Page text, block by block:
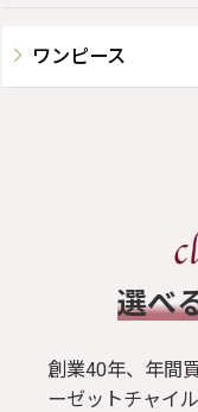
ワンピース
選べ
創業40年、年間
ーゼットチャイ